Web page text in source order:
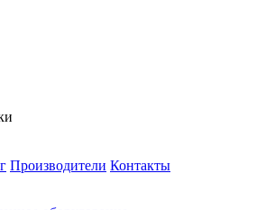
Производители Контакты